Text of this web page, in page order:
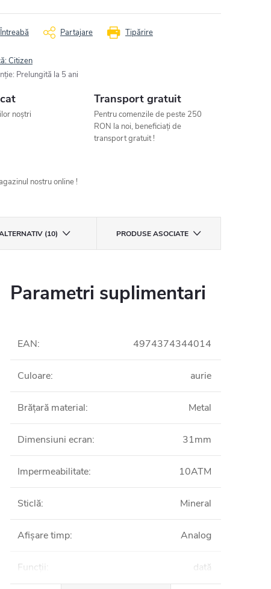
Tipărire
Întreabă Partajare
Citizen
: Prelungită la 5 ani
noștri
Transport gratuit
Pentru comenzile de peste 250
RON la noi, beneficiați de
transport gratuit !
nostru online !
(10) PRODUSE ASOCIATE
Parametri suplimentari
EAN: 4974374344014
Culoare: aurie
Brățară material: Metal
Dimensiuni ecran: 31mm
Impermeabilitate: 10ATM
Sticlă: Mineral
Afișare timp: Analog
Funcții: dată